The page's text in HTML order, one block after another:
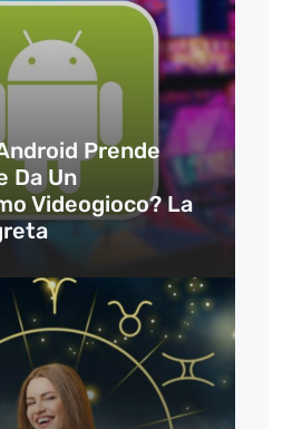
Prende
Da Un
Videogioco? La